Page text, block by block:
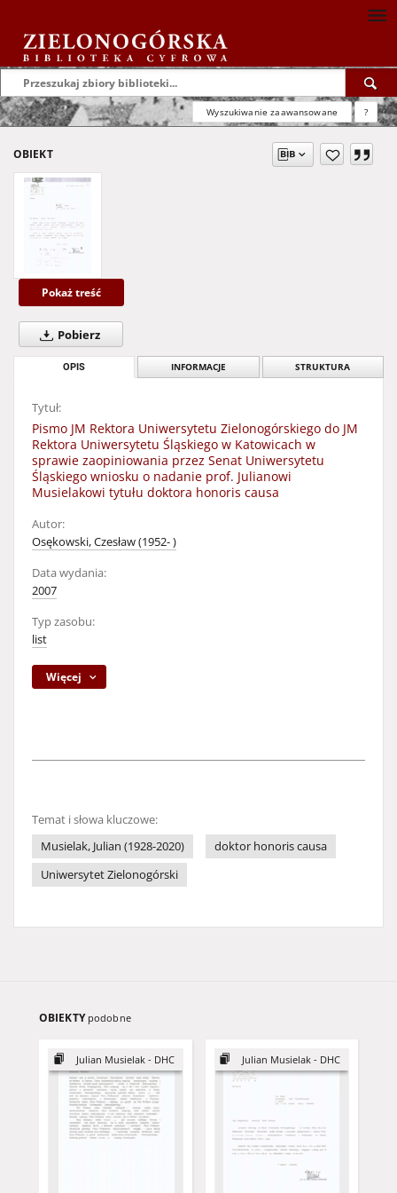
Wyszukiwanie zaawansowane ?
OBIEKT
Pokaż treść
Pobierz
OPIS INFORMACJE STRUKTURA
Tytuł:
Pismo JM Rektora Uniwersytetu Zielonogórskiego do JM
Rektora Uniwersytetu Śląskiego w Katowicach w
sprawie zaopiniowania przez Senat Uniwersytetu
Śląskiego wniosku o nadanie prof. Julianowi
Musielakowi tytułu doktora honoris causa
Autor:
Osękowski, Czesław (1952- )
Data wydania:
2007
Typ zasobu:
list
Więcej
Temat i słowa kluczowe:
Musielak, Julian (1928-2020)
doktor honoris causa
Uniwersytet Zielonogórski
OBIEKTY podobne
Julian Musielak - DHC Julian Musielak - DHC